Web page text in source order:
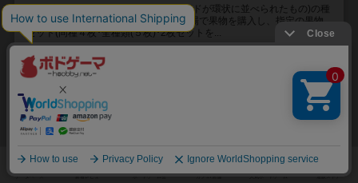
各プレーヤーは自分の畑(７枚のカードが環状に並べられたもの)の種
を動かしたり増やしたりしていき、市場で果物を購入し、指定の果物
セット(同種４枚･全種類(５枚)･2枚セットを...
111
興味あり 持ってる